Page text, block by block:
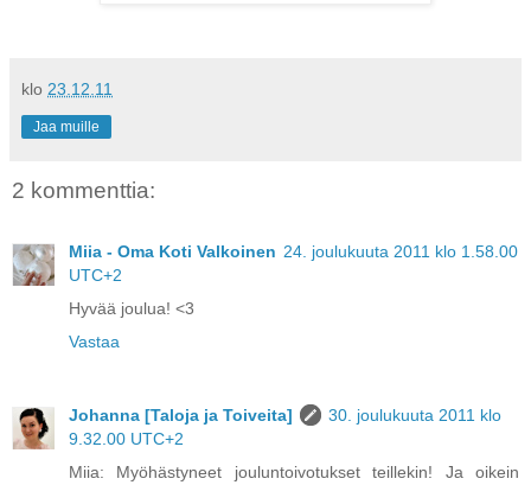
klo 23.12.11
Jaa muille
2 kommenttia:
Miia - Oma Koti Valkoinen 24. joulukuuta 2011 klo 1.58.00
UTC+2
Hyvää joulua! <3
Vastaa
Johanna [Taloja ja Toiveita]
30. joulukuuta 2011 klo
9.32.00 UTC+2
Miia: Myöhästyneet jouluntoivotukset teillekin! Ja oikein